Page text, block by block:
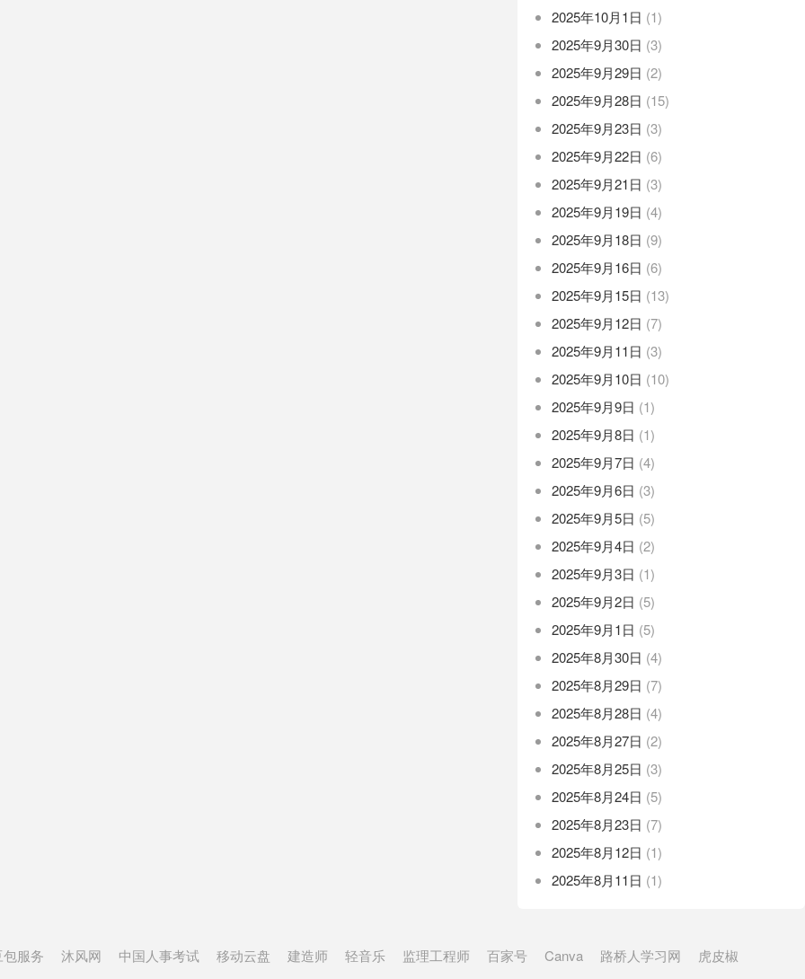
2025年10月1日 (1)
2025年9月30日 (3)
2025年9月29日 (2)
2025年9月28日 (15)
2025年9月23日 (3)
2025年9月22日 (6)
2025年9月21日 (3)
2025年9月19日 (4)
2025年9月18日 (9)
2025年9月16日 (6)
2025年9月15日 (13)
2025年9月12日 (7)
2025年9月11日 (3)
2025年9月10日 (10)
2025年9月9日 (1)
2025年9月8日 (1)
2025年9月7日 (4)
2025年9月6日 (3)
2025年9月5日 (5)
2025年9月4日 (2)
2025年9月3日 (1)
2025年9月2日 (5)
2025年9月1日 (5)
2025年8月30日 (4)
2025年8月29日 (7)
2025年8月28日 (4)
2025年8月27日 (2)
2025年8月25日 (3)
2025年8月24日 (5)
2025年8月23日 (7)
2025年8月12日 (1)
2025年8月11日 (1)
包服务 沐风网 中国人事考试 移动云盘 建造师 轻音乐 监理工程师 百家号 Canva 路桥人学习网 虎皮椒